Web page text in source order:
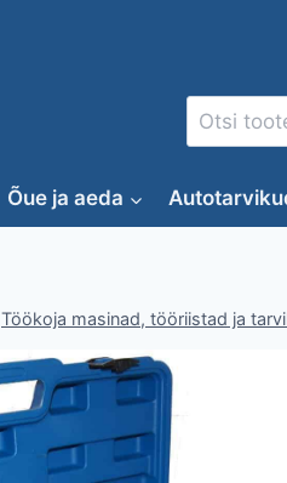
Otsi:
Õue ja aeda
Töökoja masinad, tööriistad ja